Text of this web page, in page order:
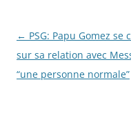
Post
navigation
← PSG: Papu Gomez se
sur sa relation avec
“une personne normale”